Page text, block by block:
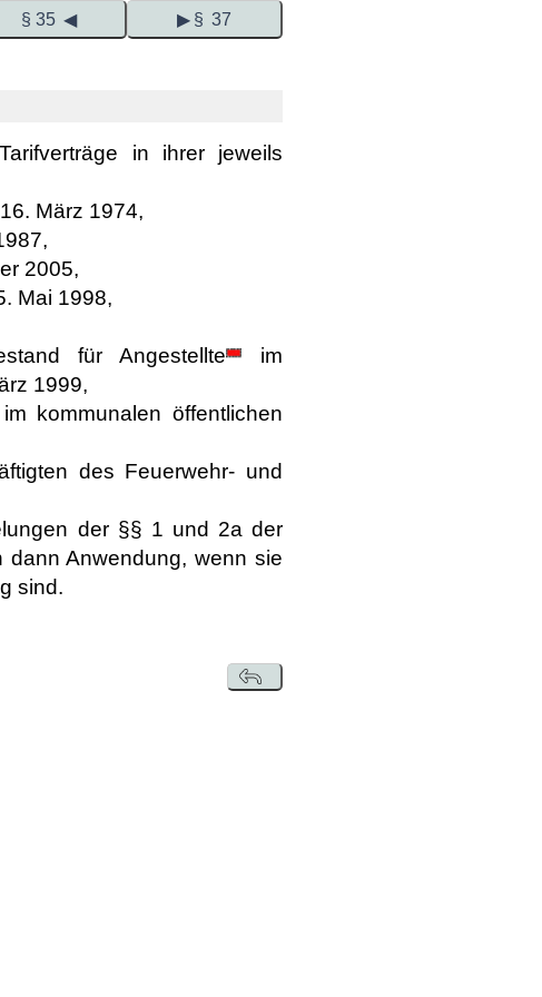
§ 35 ◀ ▶ § 37
in ihrer jeweils
März 1974,
2005,
Mai 1998,
für Angestellte
im
1999,
kommunalen öffentlichen
des Feuerwehr- und
der §§ 1 und 2a der
Anwendung, wenn sie
sind.